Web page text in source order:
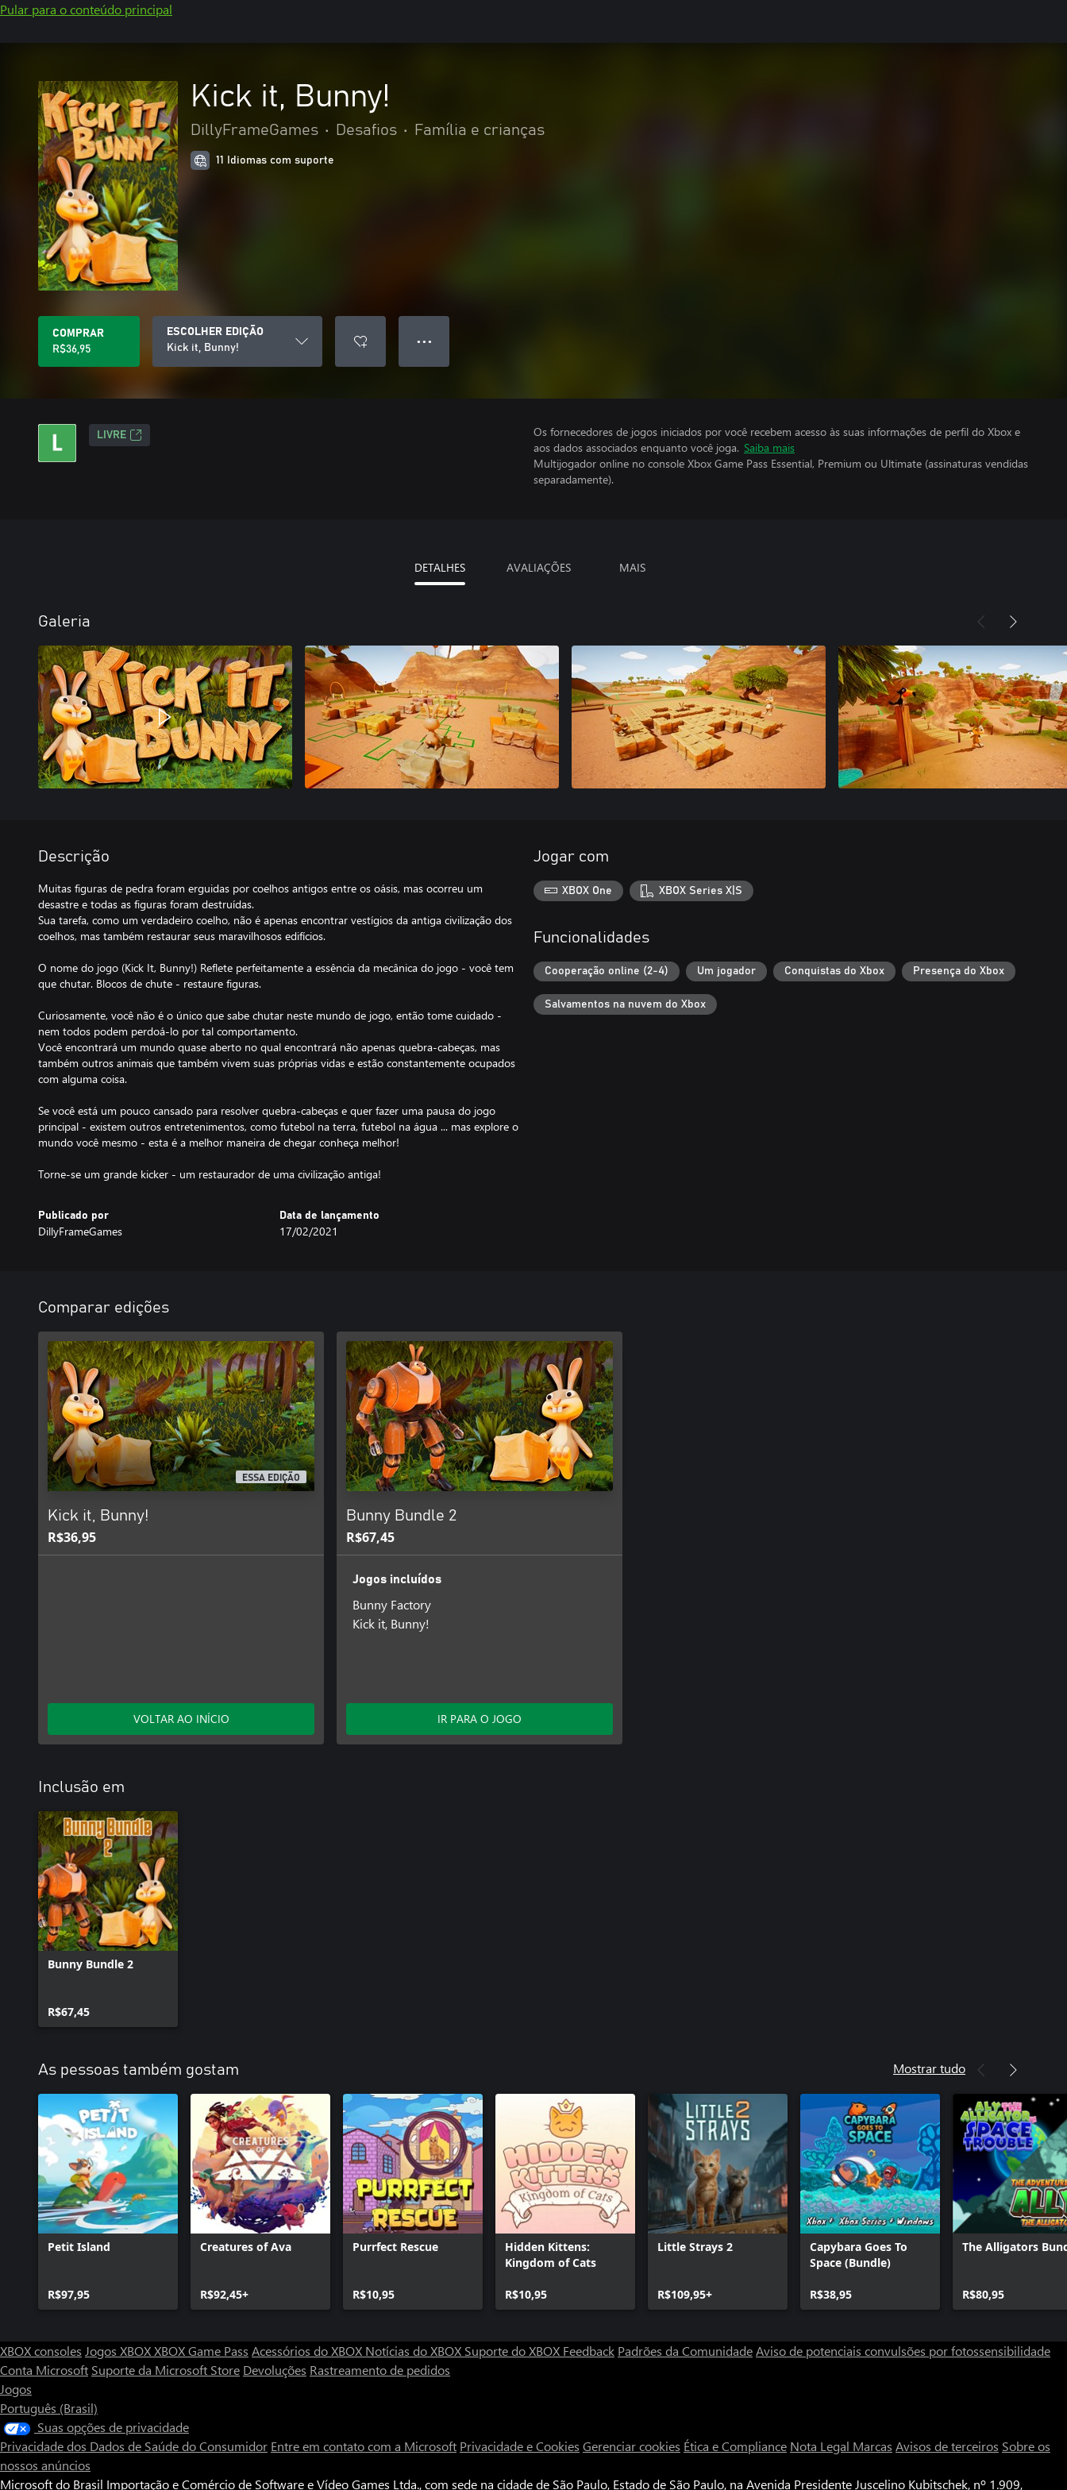
Pular para o conteúdo principal
Kick it, Bunny!
DillyFrameGames • Desafios • Família e crianças
11 Idiomas com suporte
COMPRAR
R$36,95
ESCOLHER EDIÇÃO
Kick it, Bunny!
● ● ●
LIVRE
Os fornecedores de jogos iniciados por você recebem acesso às suas informações de perfil do Xbox e
aos dados associados enquanto você joga. Saiba mais
Multijogador online no console Xbox Game Pass Essential, Premium ou Ultimate (assinaturas vendidas
separadamente).
DETALHES AVALIAÇÕES MAIS
Galeria
Descrição
Muitas figuras de pedra foram erguidas por coelhos antigos entre os oásis, mas ocorreu um
desastre e todas as figuras foram destruídas.
Sua tarefa, como um verdadeiro coelho, não é apenas encontrar vestígios da antiga civilização dos
coelhos, mas também restaurar seus maravilhosos edifícios.
O nome do jogo (Kick It, Bunny!) Reflete perfeitamente a essência da mecânica do jogo - você tem
que chutar. Blocos de chute - restaure figuras.
Curiosamente, você não é o único que sabe chutar neste mundo de jogo, então tome cuidado -
nem todos podem perdoá-lo por tal comportamento.
Você encontrará um mundo quase aberto no qual encontrará não apenas quebra-cabeças, mas
também outros animais que também vivem suas próprias vidas e estão constantemente ocupados
com alguma coisa.
Se você está um pouco cansado para resolver quebra-cabeças e quer fazer uma pausa do jogo
principal - existem outros entretenimentos, como futebol na terra, futebol na água ... mas explore o
mundo você mesmo - esta é a melhor maneira de chegar conheça melhor!
Torne-se um grande kicker - um restaurador de uma civilização antiga!
Publicado por
DillyFrameGames
Data de lançamento
17/02/2021
Jogar com
XBOX One XBOX Series X|S
Funcionalidades
Cooperação online (2-4) Um jogador Conquistas do Xbox Presença do Xbox
Salvamentos na nuvem do Xbox
Comparar edições
ESSA EDIÇÃO
Kick it, Bunny!
R$36,95
VOLTAR AO INÍCIO
Bunny Bundle 2
R$67,45
Jogos incluídos
Bunny Factory
Kick it, Bunny!
IR PARA O JOGO
Inclusão em
Bunny Bundle 2
R$67,45
As pessoas também gostam Mostrar tudo
Petit Island
R$97,95
Creatures of Ava
R$92,45+
Purrfect Rescue
R$10,95
Hidden Kittens:
Kingdom of Cats
R$10,95
Little Strays 2
R$109,95+
Capybara Goes To
Space (Bundle)
R$38,95
The Alligators
R$80,95
XBOX consoles Jogos XBOXXBOX Game Pass Acessórios do XBOX Notícias do XBOX Suporte do XBOX Feedback Padrões da ComunidadeAviso de potenciais convulsões por fotossensibilidade
Conta Microsoft Suporte da Microsoft Store Devoluções Rastreamento de pedidos
Jogos
Português (Brasil)
Suas opções de privacidade
Privacidade dos Dados de Saúde do Consumidor Entre em contato com a Microsoft Privacidade e Cookies Gerenciar cookies Ética e Compliance Nota Legal Marcas Avisos de terceiros Sobre os
nossos anúncios
Microsoft do Brasil Importação e Comércio de Software e Vídeo Games Ltda., com sede na cidade de São Paulo, Estado de São Paulo, na Avenida Presidente Juscelino Kubitschek, nº 1.909,